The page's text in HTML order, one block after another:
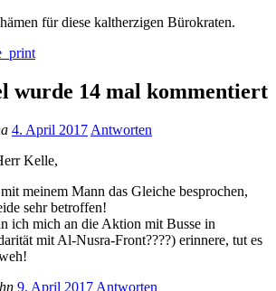
für diese kaltherzigen Bürokraten.
wurde 14 mal kommentiert
4. April 2017 Antworten
Kelle,
meinem Mann das Gleiche besprochen,
sehr betroffen!
ich mich an die Aktion mit Busse in
mit Al-Nusra-Front????) erinnere, tut es
9. April 2017 Antworten